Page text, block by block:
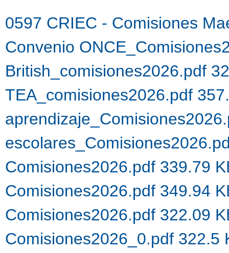
0597 CRIEC - Comisiones
Convenio
British_comisiones2026.pdf
TEA_comisiones2026.pdf
Comisiones2026.pdf 339.79
Comisiones2026.pdf 349.94
Comisiones2026.pdf 322.09
Comisiones2026_0.pdf 322.5